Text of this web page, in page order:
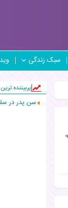
سبک زندگی
پربیننده ترین
سن پدر در